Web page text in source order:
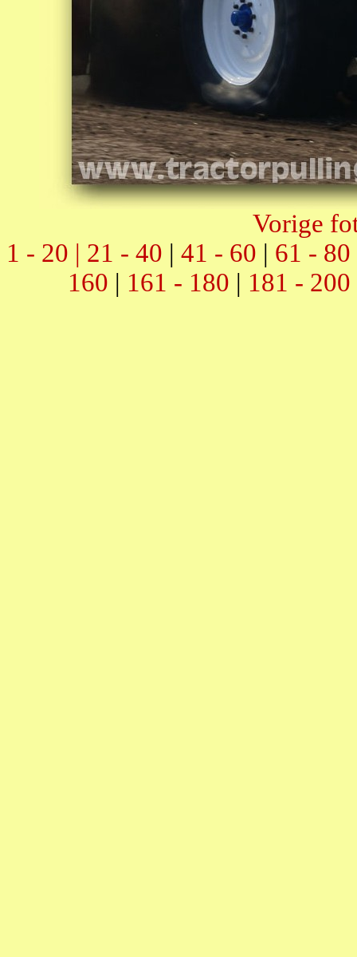
Vorige
1 - 20 | 21 - 40 | 41 - 60 | 61 - 80
160 | 161 - 180 | 181 - 200